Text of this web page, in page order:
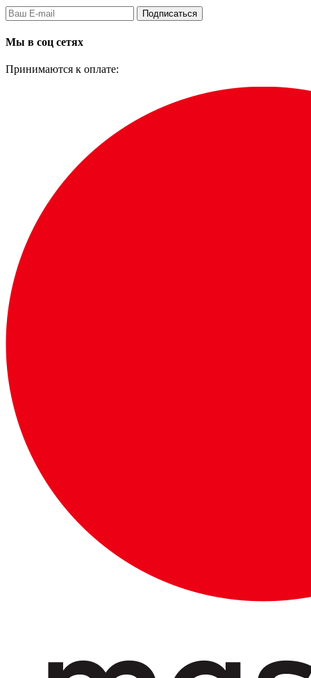
Подписаться
Мы в соц сетях
Принимаются к оплате: